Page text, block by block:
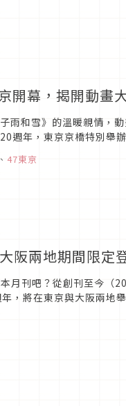
開幕，揭開動畫
雨和雪》的溫暖親情，
週年，東京京橋特別舉
、 47東京
阪兩地期間限定
月刊吧？從創刊至今（
，將在東京與大阪兩地